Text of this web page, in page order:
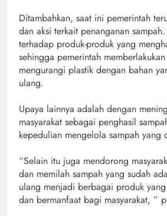
Ditambahkan, saat ini pemerintah
dan aksi terkait penanganan
terhadap produk-produk yang
sehingga pemerintah
mengurangi plastik dengan bahan
ulang.
Upaya lainnya adalah dengan
masyarakat sebagai penghasil
kepedulian mengelola sampah yang
“Selain itu juga mendorong
dan memilah sampah yang sudah
ulang menjadi berbagai produk
dan bermanfaat bagi masyarakat, ”